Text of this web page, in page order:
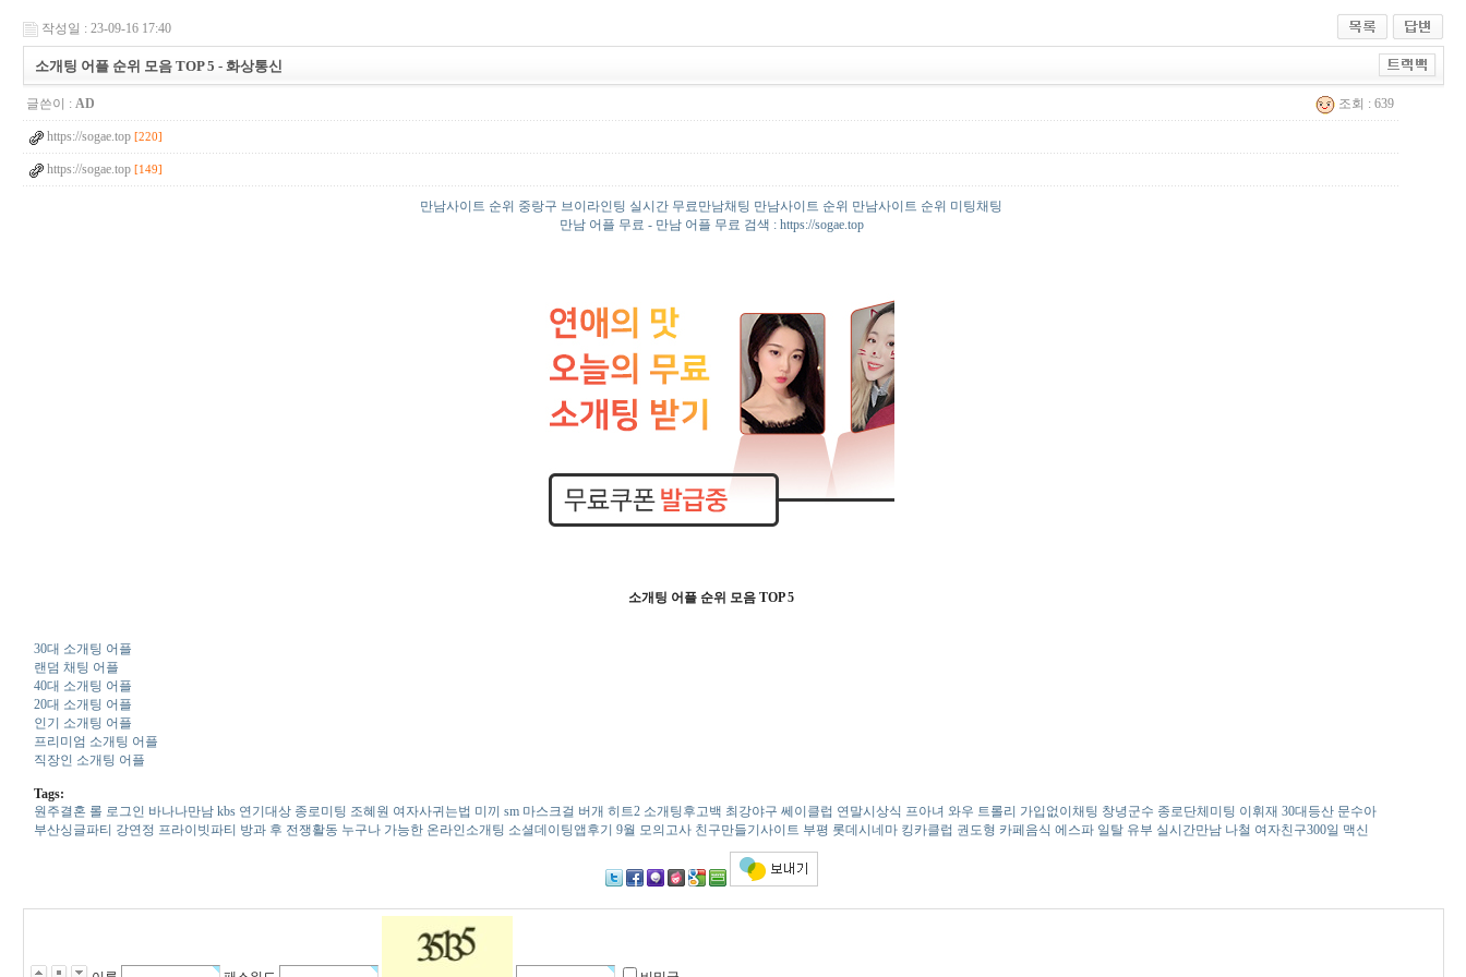
작성일 : 23-09-16 17:40
소개팅 어플 순위 모음 TOP 5 - 화상통신
글쓴이 : AD 조회 : 639
https://sogae.top [220]
https://sogae.top [149]
만남사이트 순위 중랑구 브이라인팅 실시간 무료만남채팅 만남사이트 순위 만남사이트 순위 미팅채팅
만남 어플 무료 - 만남 어플 무료 검색 : https://sogae.top
소개팅 어플 순위 모음 TOP 5
30대 소개팅 어플
랜덤 채팅 어플
40대 소개팅 어플
20대 소개팅 어플
인기 소개팅 어플
프리미엄 소개팅 어플
직장인 소개팅 어플
Tags:
원주결혼 롤 로그인 바­나­나­만­남 kbs 연기대상 종­로­미­팅 조혜원 여­자­사­귀­는­법 미끼 sm 마스크걸 버­개 히트2 소­개­팅­후­고­백 최강야구 쎄­이­클­럽 연말시상식 프아녀 와우 트롤리 가­입­없­이­채­팅 창녕군수 종­로­단­체­미­팅 이휘재 30대등산 문수아
부­산­싱­글­파­티 강연정 프라이빗파티 방과 후 전쟁활동 누구나 가능한 온라인소개팅 소셜데이팅앱후기 9월 모의고사 친­구­만­들­기­사­이­트 부평 롯데시네마 킹카클럽 권도형 카­페­음­식 에스파 일탈 유부 실시간만남 나철 여­자­친­구­3­0­0­일 맥신